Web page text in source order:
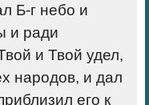
Б-г небо и
и ради
и Твой удел,
народов, и дал
его к